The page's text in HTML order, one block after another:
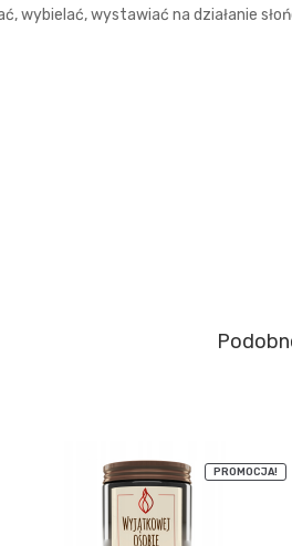
wybielać, wystawiać na działanie
PROMOCJA!